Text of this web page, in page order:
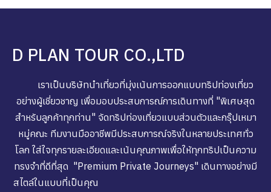
D PLAN TOUR CO.,LTD
เราเป็นบริษัทนำเที่ยวที่มุ่งเน้นการออกแบบทริปท่องเที่ยว
อย่างผู้เชี่ยวชาญ เพื่อมอบประสบการณ์การเดินทางที่ "พิเศษสุด
สำหรับลูกค้าทุกท่าน" จัดทริปท่องเที่ยวแบบส่วนตัวและกรุ๊ปเหมา
หมู่คณะ ทีมงานมืออาชีพมีประสบการณ์จริงในหลายประเทศทั่ว
โลก ใส่ใจทุกรายละเอียดและเน้นคุณภาพเพื่อให้ทุกทริปเป็นความ
ทรงจำที่ดีที่สุด "Premium Private Journeys" เดินทางอย่างมี
สไตล์ในแบบที่เป็นคุณ